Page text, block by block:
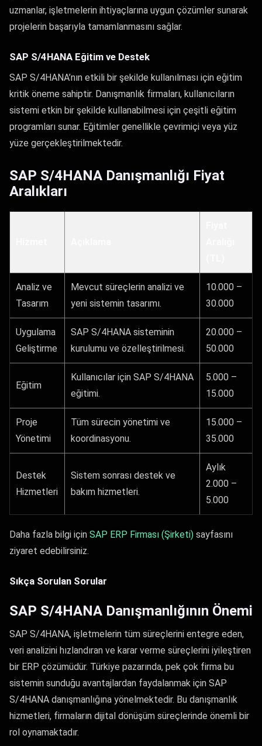
uzmanlar, işletmelerin ihtiyaçlarına uygun çözümler sunarak
projelerin başarıyla tamamlanmasını sağlar.
SAP S/4HANA Eğitim ve Destek
SAP S/4HANA’nın etkili bir şekilde kullanılması için eğitim
kritik öneme sahiptir. Danışmanlık firmaları, kullanıcıların
sistemi etkin bir şekilde kullanabilmesi için çeşitli eğitim
programları sunar. Eğitimler genellikle çevrimiçi veya yüz
yüze gerçekleştirilmektedir.
SAP S/4HANA Danışmanlığı Fiyat
Aralıkları
Analiz ve
Tasarım
Mevcut süreçlerin analizi ve
yeni sistemin tasarımı.
10.000 –
30.000
Uygulama
Geliştirme
SAP S/4HANA sisteminin
kurulumu ve özelleştirilmesi.
20.000 –
50.000
Eğitim
Kullanıcılar için SAP S/4HANA
eğitimi.
5.000 –
15.000
Proje
Yönetimi
Tüm sürecin yönetimi ve
koordinasyonu.
15.000 –
35.000
Destek
Hizmetleri
Sistem sonrası destek ve
bakım hizmetleri.
Aylık
2.000 –
5.000
Daha fazla bilgi için SAP ERP Firması (Şirketi) sayfasını
ziyaret edebilirsiniz.
Sıkça Sorulan Sorular
SAP S/4HANA Danışmanlığının Önemi
SAP S/4HANA, işletmelerin tüm süreçlerini entegre eden,
veri analizini hızlandıran ve karar verme süreçlerini iyileştiren
bir ERP çözümüdür. Türkiye pazarında, pek çok firma bu
sistemin sunduğu avantajlardan faydalanmak için SAP
S/4HANA danışmanlığına yönelmektedir. Bu danışmanlık
hizmetleri, firmaların dijital dönüşüm süreçlerinde önemli bir
rol oynamaktadır.